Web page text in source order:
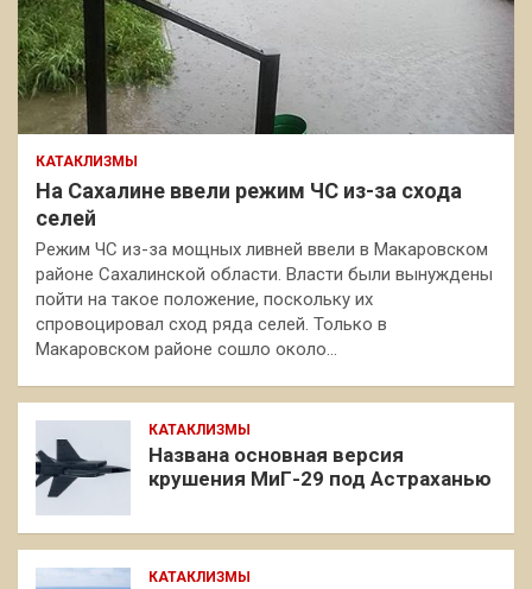
КАТАКЛИЗМЫ
На Сахалине ввели режим ЧС из-за схода
селей
Режим ЧС из-за мощных ливней ввели в Макаровском
районе Сахалинской области. Власти были вынуждены
пойти на такое положение, поскольку их
спровоцировал сход ряда селей. Только в
Макаровском районе сошло около…
КАТАКЛИЗМЫ
Названа основная версия
крушения МиГ-29 под Астраханью
КАТАКЛИЗМЫ